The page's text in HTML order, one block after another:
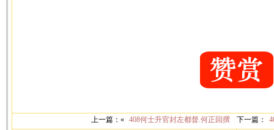
上一篇：« 408何士升官封左都督.何正回撰 下一篇：